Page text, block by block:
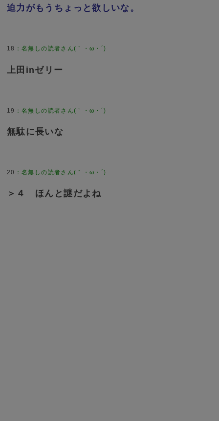
迫力がもうちょっと欲しいな。
18 ：名無しの読者さん(｀・ω・´)
上田inゼリー
19 ：名無しの読者さん(｀・ω・´)
無駄に長いな
20 ：名無しの読者さん(｀・ω・´)
＞４ ほんと謎だよね